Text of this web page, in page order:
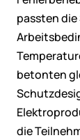
passten
betonten
die